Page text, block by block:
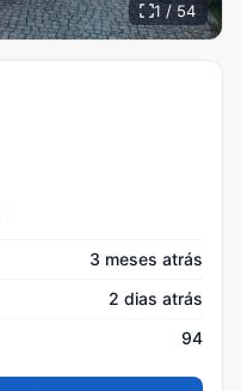
1 / 54
3 meses atrás
2 dias atrás
94